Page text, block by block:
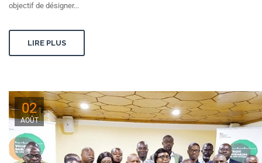
objectif de désigner...
LIRE PLUS
02
AOÛT